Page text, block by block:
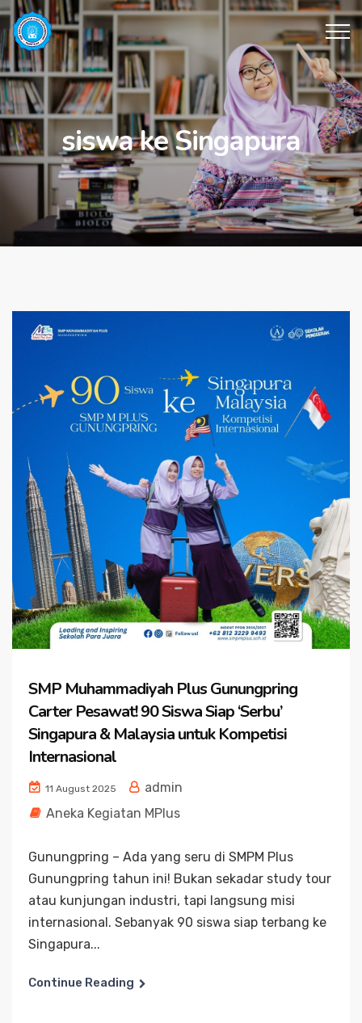
siswa ke Singapura
SMP Muhammadiyah Plus Gunungpring
Carter Pesawat! 90 Siswa Siap ‘Serbu’
Singapura & Malaysia untuk Kompetisi
Internasional
11 August 2025
admin
Aneka Kegiatan MPlus
Gunungpring – Ada yang seru di SMPM Plus
Gunungpring tahun ini! Bukan sekadar study tour
atau kunjungan industri, tapi langsung misi
internasional. Sebanyak 90 siswa siap terbang ke
Singapura...
Continue Reading